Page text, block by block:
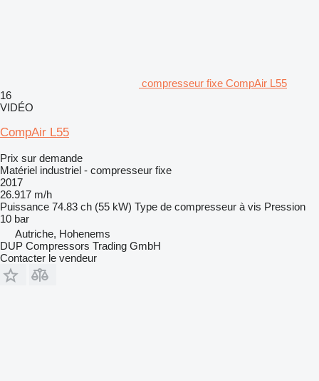
compresseur fixe CompAir L55
16
VIDÉO
CompAir L55
Prix sur demande
Matériel industriel - compresseur fixe
2017
26.917 m/h
Puissance 74.83 ch (55 kW) Type de compresseur à vis Pression
10 bar
Autriche, Hohenems
DUP Compressors Trading GmbH
Contacter le vendeur